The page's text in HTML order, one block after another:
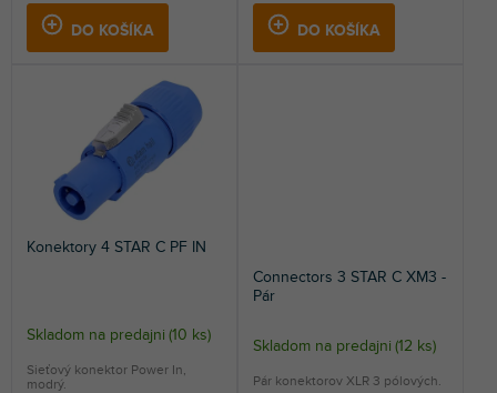
DO KOŠÍKA DO KOŠÍKA
Konektory 4 STAR C PF IN
Skladom na predajni (10 ks)
Sieťový konektor Power In,
modrý.
Connectors 3 STAR C XM3 -
Pár
Priemerné
hodnotenie
Skladom na predajni (12 ks)
Pár konektorov XLR 3 pólových.